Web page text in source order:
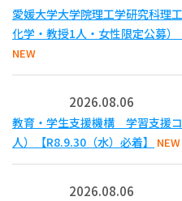
愛媛大学大学院理工学研究科理
化学・教授1人・女性限定公募）
NEW
2026.08.06
教育・学生支援機構 学習支援
人）【R8.9.30（水）必着】
NEW
2026.08.06